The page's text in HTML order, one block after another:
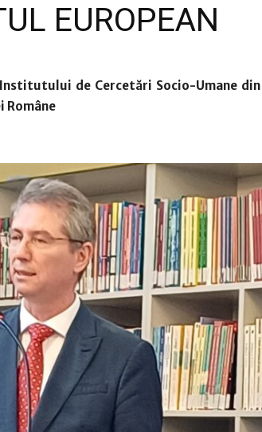
EUROPEAN
de Cercetări Socio-Umane din
Române